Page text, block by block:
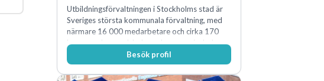
Utbildningsförvaltningen i Stockholms stad är
Sveriges största kommunala förvaltning, med
närmare 16 000 medarbetare och cirka 170
kommunala grundskolor och gymnasieskolor
Besök profil